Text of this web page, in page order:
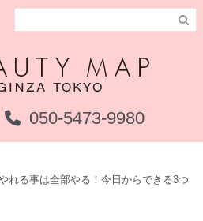

050-5473-9980
れる事は全部やる！今日からできる3つ